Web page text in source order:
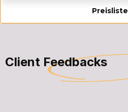
Preisliste
Client Feedbacks